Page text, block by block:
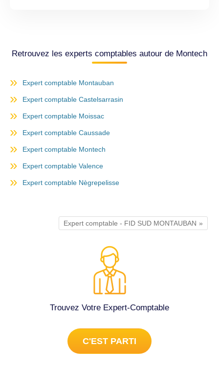
Retrouvez les experts comptables autour de Montech
Expert comptable Montauban
Expert comptable Castelsarrasin
Expert comptable Moissac
Expert comptable Caussade
Expert comptable Montech
Expert comptable Valence
Expert comptable Nègrepelisse
Expert comptable - FID SUD MONTAUBAN
Trouvez Votre Expert-Comptable
C'EST PARTI